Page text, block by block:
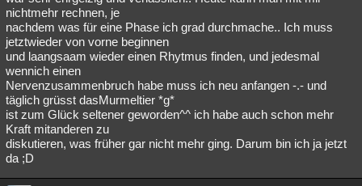
nichtmehr rechnen, je
nachdem was für eine Phase ich grad durchmache.. Ich muss
jetztwieder von vorne beginnen
und laangsaam wieder einen Rhytmus finden, und jedesmal
wennich einen
Nervenzusammenbruch habe muss ich neu anfangen -.- und
täglich grüsst dasMurmeltier *g*
ist zum Glück seltener geworden^^ ich habe auch schon mehr
Kraft mitanderen zu
diskutieren, was früher gar nicht mehr ging. Darum bin ich ja jetzt
da ;D